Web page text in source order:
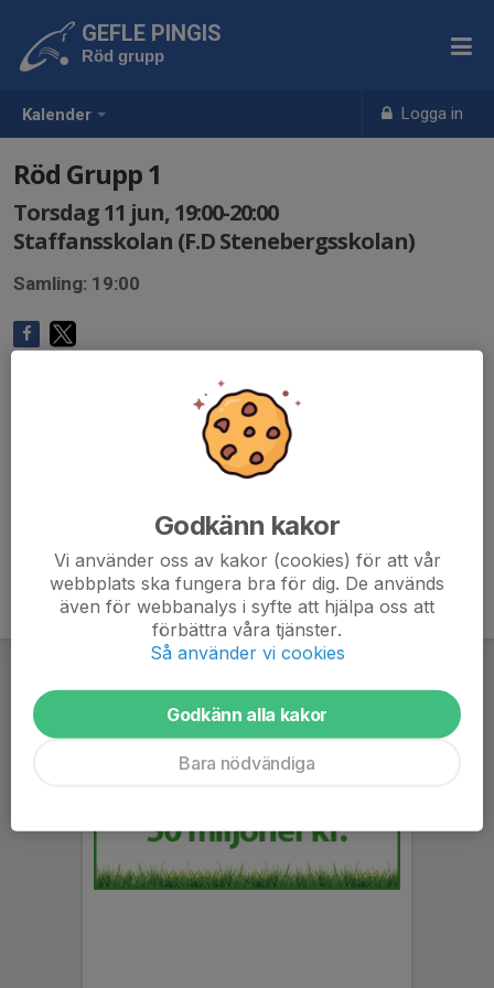
Kalender Logga in
GEFLE PINGIS
Röd grupp
Röd Grupp 1
Torsdag 11 jun, 19:00-20:00
Staffansskolan (F.D Stenebergsskolan)
Samling: 19:00
Godkänn kakor
Vi använder oss av kakor (cookies) för att vår
webbplats ska fungera bra för dig. De används
även för webbanalys i syfte att hjälpa oss att
förbättra våra tjänster.
Så använder vi cookies
Godkänn alla kakor
Bara nödvändiga